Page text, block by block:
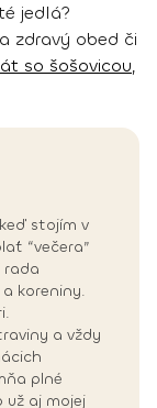
jedlá?
zdravý obed či
so šošovicou,
stojím v
“večera”
rada
koreniny.
a vždy
plné
už aj mojej